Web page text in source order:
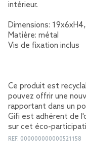
intérieur.
Dimensions:
Matière: métal
Vis de fixation inclus
Ce produit est
pouvez offrir une
rapportant dans un
Gifi est adhérent de
sur cet éco-
REF. 000000000000521158